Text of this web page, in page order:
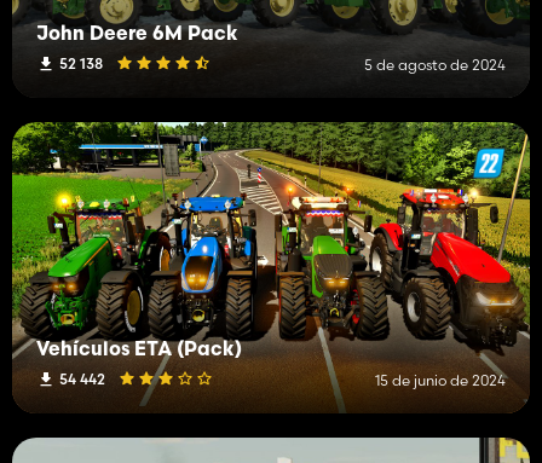
John Deere 6M Pack
52 138 5 de agosto de 2024
Vehículos ETA (Pack)
54 442 15 de junio de 2024